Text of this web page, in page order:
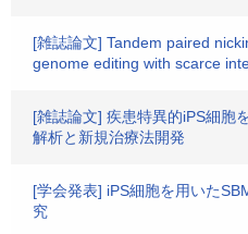
[雑誌論文] Tandem paired
genome editing with scarce
[雑誌論文] 疾患特異的iPS細胞
解析と新規治療法開発
[学会発表] iPS細胞を用いた
究